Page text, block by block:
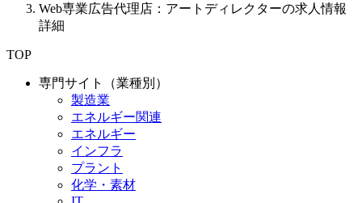
Web専業広告代理店：アートディレクターの求人情報
詳細
TOP
専門サイト（業種別）
製造業
エネルギー関連
エネルギー
インフラ
プラント
化学・素材